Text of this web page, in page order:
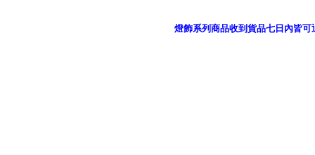
燈飾系列商品收到貨品七日內皆